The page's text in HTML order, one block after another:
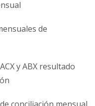
de
y ABX resultado